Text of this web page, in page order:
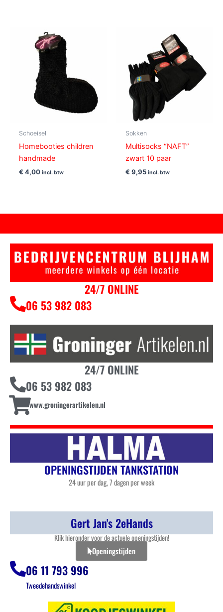
Schoeisel
Homebooties children
handmade
€ 4,00 incl. btw
Sokken
Multisocks “NAFT”
zwart 10 paar
€ 9,95 incl. btw
24/7 ONLINE
06 53 982 083
24/7 ONLINE
06 53 982 083
www.groningerartikelen.nl
OPENINGSTIJDEN TANKSTATION
24 uur per dag, 7 dagen per week
Gert Jan's 2eHands
Klik hieronder voor de actuele openingstijden!
Openingstijden
06 11 793 996
Tweedehandswinkel